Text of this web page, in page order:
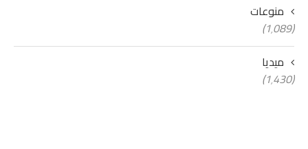
منوعات
(1٬089)
ميديا
(1٬430)